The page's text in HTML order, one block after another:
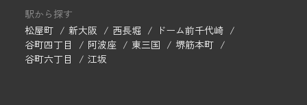
駅から探す
松屋町
新大阪 西長堀
ドーム前千代崎
谷町四丁目
阿波座 東三国
堺筋本町
谷町六丁目
江坂